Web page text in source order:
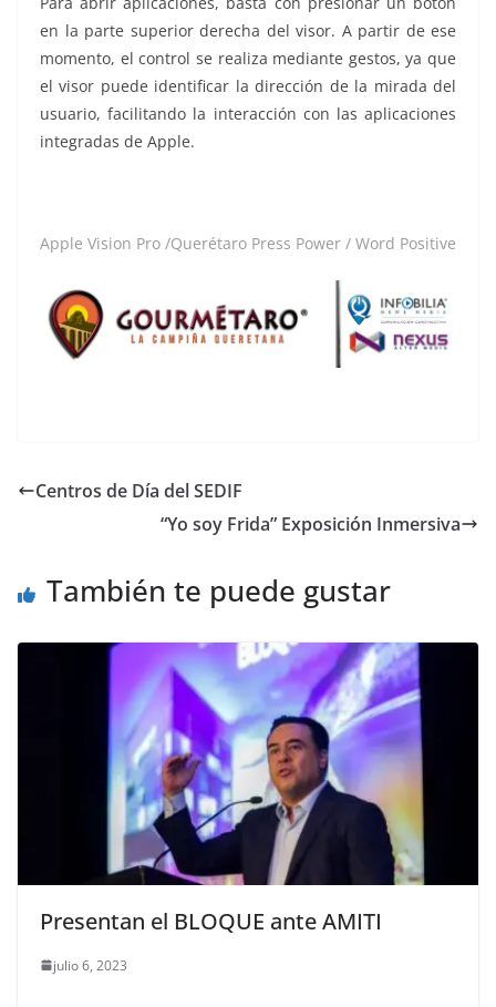
en la parte superior derecha del visor. A partir de ese
momento, el control se realiza mediante gestos, ya que
el visor puede identificar la dirección de la mirada del
usuario, facilitando la interacción con las aplicaciones
integradas de Apple.
Apple Vision Pro /Querétaro Press Power / Word Positive
Centros de Día del SEDIF
“Yo soy Frida” Exposición Inmersiva
También te puede gustar
Presentan el BLOQUE ante AMITI
julio 6, 2023